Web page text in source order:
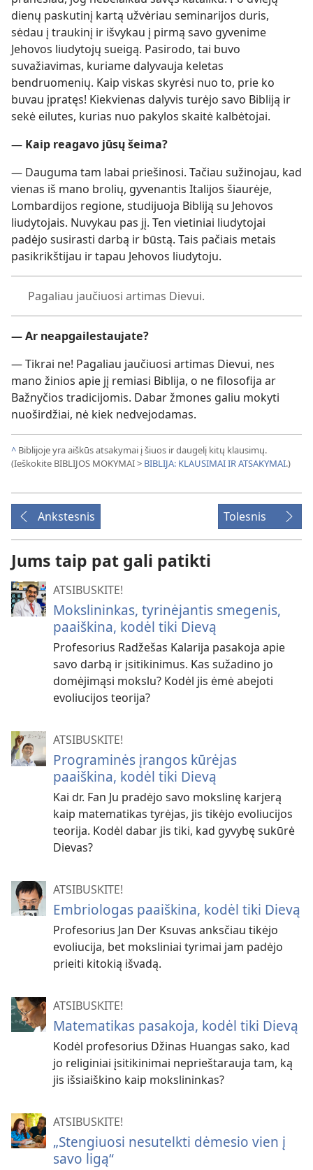
dienų paskutinį kartą užvėriau seminarijos duris,
sėdau į traukinį ir išvykau į pirmą savo gyvenime
Jehovos liudytojų sueigą. Pasirodo, tai buvo
suvažiavimas, kuriame dalyvauja keletas
bendruomenių. Kaip viskas skyrėsi nuo to, prie ko
buvau įpratęs! Kiekvienas dalyvis turėjo savo Bibliją ir
sekė eilutes, kurias nuo pakylos skaitė kalbėtojai.
— Kaip reagavo jūsų šeima?
— Dauguma tam labai priešinosi. Tačiau sužinojau, kad
vienas iš mano brolių, gyvenantis Italijos šiaurėje,
Lombardijos regione, studijuoja Bibliją su Jehovos
liudytojais. Nuvykau pas jį. Ten vietiniai liudytojai
padėjo susirasti darbą ir būstą. Tais pačiais metais
pasikrikštijau ir tapau Jehovos liudytoju.
Pagaliau jaučiuosi artimas Dievui.
— Ar neapgailestaujate?
— Tikrai ne! Pagaliau jaučiuosi artimas Dievui, nes
mano žinios apie jį remiasi Biblija, o ne filosofija ar
Bažnyčios tradicijomis. Dabar žmones galiu mokyti
nuoširdžiai, nė kiek nedvejodamas.
^ Biblijoje yra aiškūs atsakymai į šiuos ir daugelį kitų klausimų.
(Ieškokite BIBLIJOS MOKYMAI > BIBLIJA: KLAUSIMAI IR ATSAKYMAI.)
Ankstesnis Tolesnis
Jums taip pat gali patikti
ATSIBUSKITE!
Mokslininkas, tyrinėjantis smegenis,
paaiškina, kodėl tiki Dievą
Profesorius Radžešas Kalarija pasakoja apie
savo darbą ir įsitikinimus. Kas sužadino jo
domėjimąsi mokslu? Kodėl jis ėmė abejoti
evoliucijos teorija?
ATSIBUSKITE!
Programinės įrangos kūrėjas
paaiškina, kodėl tiki Dievą
Kai dr. Fan Ju pradėjo savo mokslinę karjerą
kaip matematikas tyrėjas, jis tikėjo evoliucijos
teorija. Kodėl dabar jis tiki, kad gyvybę sukūrė
Dievas?
ATSIBUSKITE!
Embriologas paaiškina, kodėl tiki Dievą
Profesorius Jan Der Ksuvas anksčiau tikėjo
evoliucija, bet moksliniai tyrimai jam padėjo
prieiti kitokią išvadą.
ATSIBUSKITE!
Matematikas pasakoja, kodėl tiki Dievą
Kodėl profesorius Džinas Huangas sako, kad
jo religiniai įsitikinimai neprieštarauja tam, ką
jis išsiaiškino kaip mokslininkas?
ATSIBUSKITE!
„Stengiuosi nesutelkti dėmesio vien į
savo ligą“